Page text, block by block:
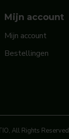
Mijn account
Mijn account
Bestellingen
All Rights Reserved